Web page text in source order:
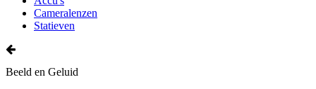
Cameralenzen
Statieven
Beeld en Geluid